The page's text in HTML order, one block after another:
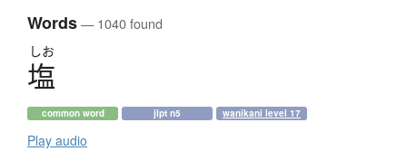
Words— 1040 found
しお
塩
common word jlpt n5 wanikani level 17
Play audio